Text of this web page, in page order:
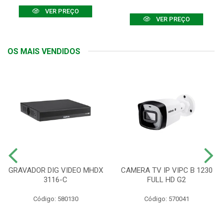
VER PREÇO
VER PREÇO
OS MAIS VENDIDOS
GRAVADOR DIG VIDEO MHDX
3116-C
Código: 580130
CAMERA TV IP VIPC B 1230
FULL HD G2
Código: 570041